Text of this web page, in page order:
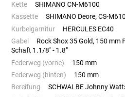
Kette
SHIMANO CN-M6100
Kassette
SHIMANO Deore, CS-
Kurbelgarnitur
HERCULES EC40
Gabel
Rock Shox 35 Gold, 150 mm
Schaft 1.1/8" - 1.8"
Federweg (vorne)
150 mm
Federweg (hinten)
150 mm
Bereifung
SCHWALBE Johnny